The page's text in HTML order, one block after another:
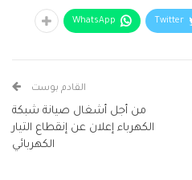
Twitter
WhatsApp
القادم بوست
من أجل أشغال صيانة شبكة
الكهرباء إعلان عن إنقطاع التيار
الكهربائي